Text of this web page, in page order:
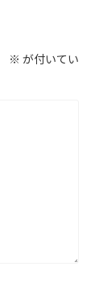
※ が付いてい